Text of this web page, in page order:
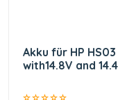
Akku für HP
with14.8V and